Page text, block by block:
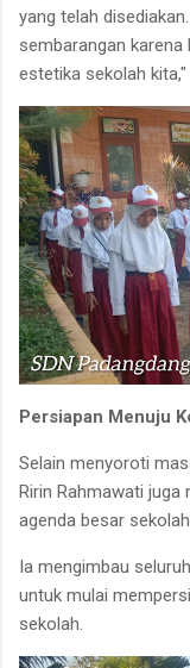
yang telah
sembarangan karena
estetika sekolah
Persiapan Menuju
Selain menyoroti
Ririn Rahmawati
agenda besar
Ia mengimbau
untuk mulai
sekolah.